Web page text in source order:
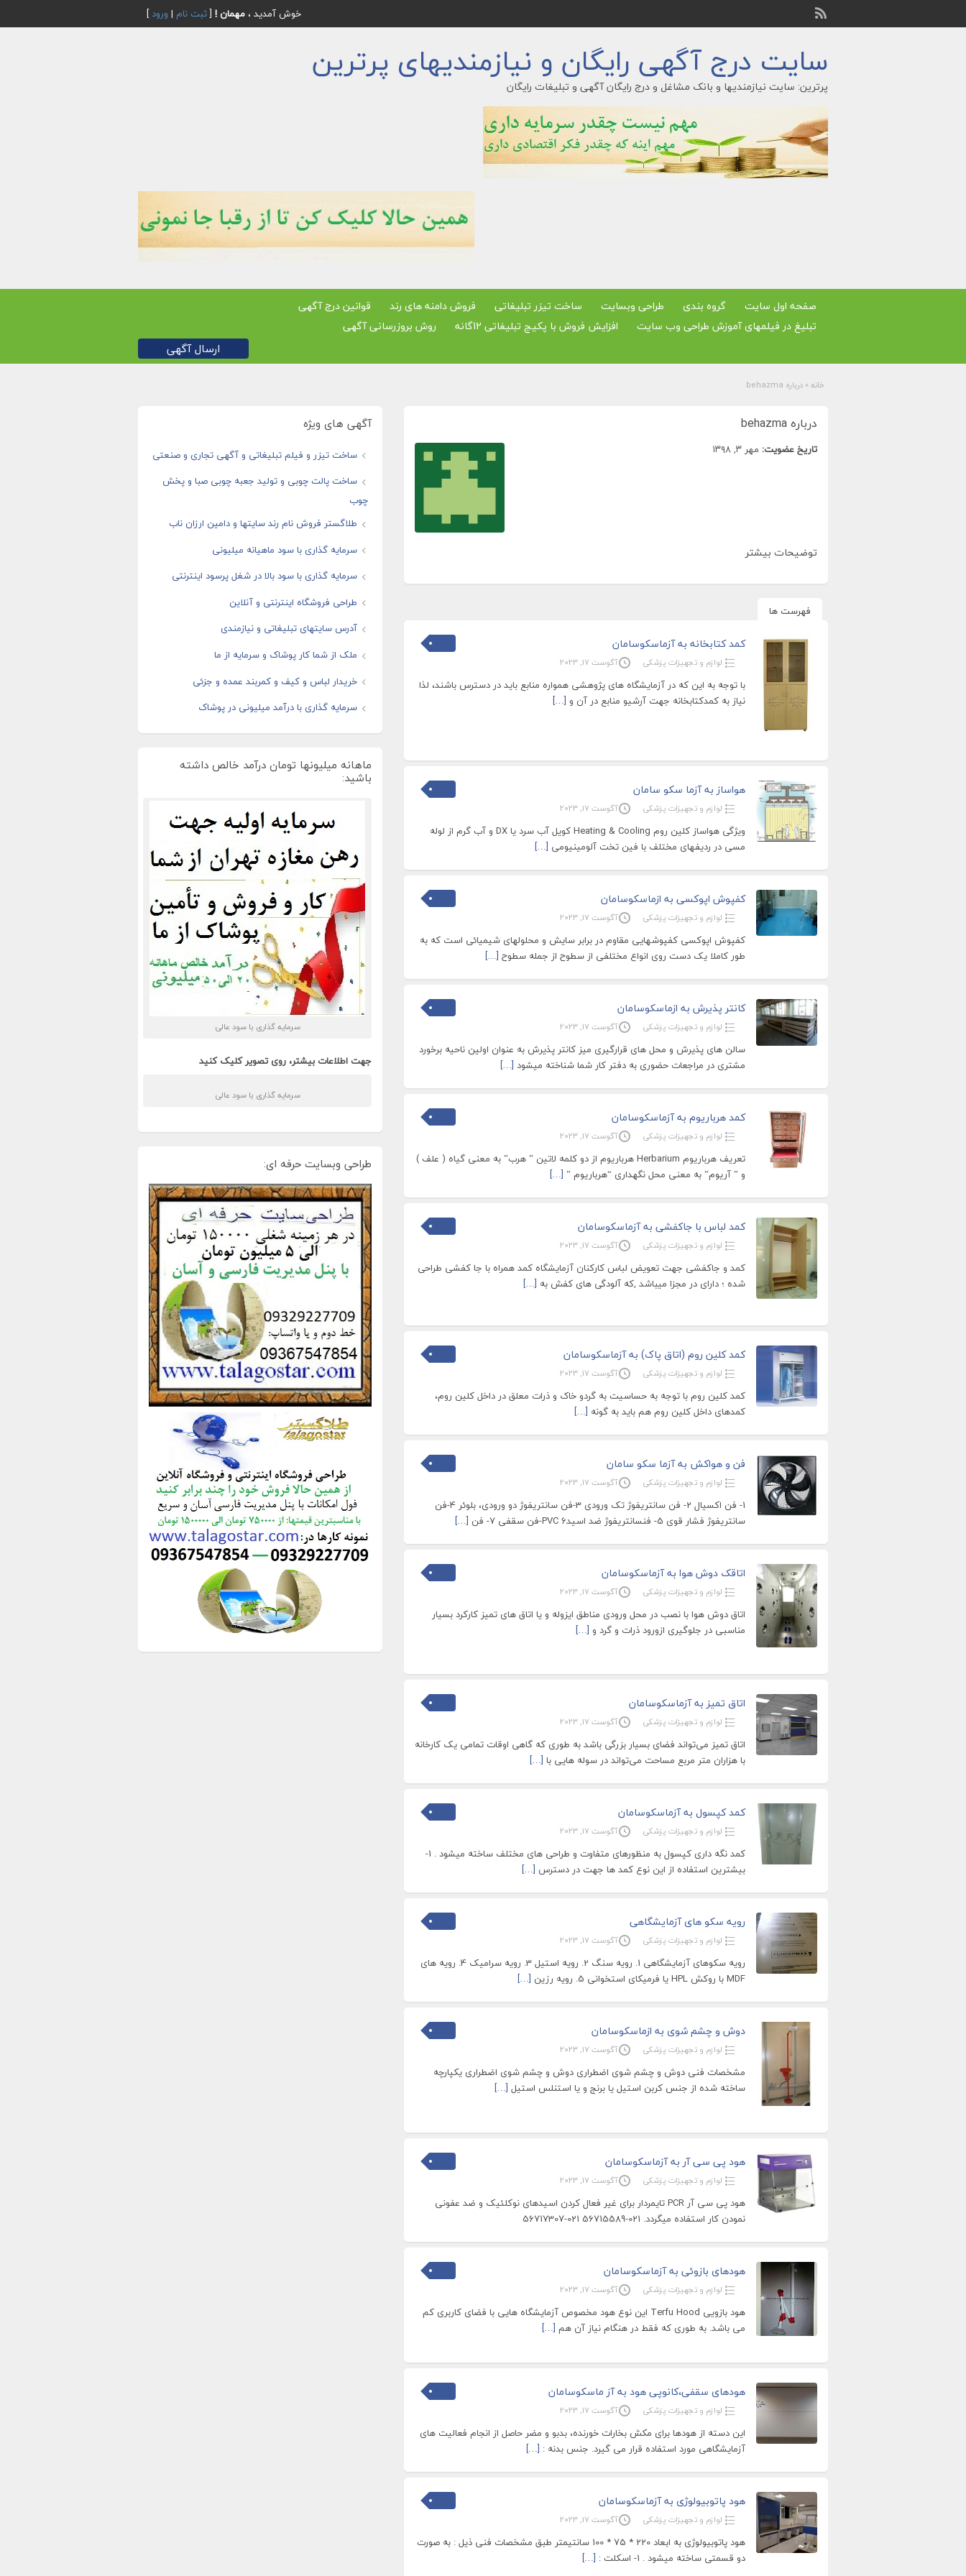
خوش آمدید ، مهمان ! [ثبت نام | ورود]
سایت درج آگهی رایگان و نیازمندیهای پرترین
پرترین: سایت نیازمندیها و بانک مشاغل و درج رایگان آگهی و تبلیغات رایگان
صفحه اول سایت گروه بندی طراحی وبسایت ساخت تیزر تبلیغاتی فروش دامنه های رند
قوانین درج آگهی
تبلیغ در فیلمهای آموزش طراحی وب سایت
افزایش فروش با پکیج تبلیغاتی 12گانه روش بروزرسانی آگهی
ارسال آگهی
خانه » درباره behazma
درباره behazma
تاریخ عضویت: مهر ۳, ۱۳۹۸
توضیحات بیشتر
فهرست ها
کمد کتابخانه به آزماسکوسامان
لوازم و تجهیزات پزشکی آگوست 17, 2023
با توجه به این که در آزمایشگاه های پژوهشی همواره منابع باید در دسترس باشند، لذا
نیاز به کمدکتابخانه جهت آرشیو منابع در آن و […]
هواساز به آزما سکو سامان
لوازم و تجهیزات پزشکی آگوست 17, 2023
ویژگی هواساز کلین روم Heating & Cooling کویل آب سرد یا DX و آب گرم از لوله
مسی در ردیفهای مختلف با فین تخت آلومینیومی […]
کفپوش اپوکسی به ازماسکوسامان
لوازم و تجهیزات پزشکی آگوست 17, 2023
کفپوش اپوکسی کفپوشهایی مقاوم در برابر سایش و محلولهای شیمیائی است که به
طور کاملا یک دست روی انواع مختلفی از سطوح از جمله سطوح […]
کانتر پذیرش به ازماسکوسامان
لوازم و تجهیزات پزشکی آگوست 17, 2023
سالن های پذیرش و محل های قرارگیری میز کانتر پذیرش به عنوان اولین ناحیه برخورد
مشتری در مراجعات حضوری به دفتر کار شما شناخته میشود […]
کمد هرباریوم به آزماسکوسامان
لوازم و تجهیزات پزشکی آگوست 17, 2023
تعریف هرباریوم Herbarium هرباریوم از دو کلمه لاتین ” هرب” به معنی گیاه ( علف )
و ” آریوم” به معنی محل نگهداری “هرباریوم ” […]
کمد لباس با جاکفشی به آزماسکوسامان
لوازم و تجهیزات پزشکی آگوست 17, 2023
کمد و جاکفشی جهت تعویض لباس کارکنان آزمایشگاه کمد همراه با جا کفشی طراحی
شده ؛ دارای در مجزا میباشد ,که آلودگی های کفش به […]
کمد کلین روم (اتاق پاک) به آزماسکوسامان
لوازم و تجهیزات پزشکی آگوست 17, 2023
کمد کلین روم با توجه به حساسیت به گردو خاک و ذرات معلق در داخل کلین روم،
کمدهای داخل کلین روم هم باید به گونه […]
فن و هواکش به آزما سکو سامان
لوازم و تجهیزات پزشکی آگوست 17, 2023
1- فن اکسیال 2- فن سانتریفوژ تک ورودی 3-فن سانتریفوژ دو ورودی، بلوئر 4-فن
سانتریفوژ فشار قوی 5- فنسانتریفوژ ضد اسیدPVC 6-فن سقفی 7- فن
[…]
اتاقک دوش هوا به آزماسکوسامان
لوازم و تجهیزات پزشکی آگوست 17, 2023
اتاق دوش هوا با نصب در محل ورودی مناطق ایزوله و یا اتاق های تمیز کارکرد بسیار
مناسبی در جلوگیری ازورود ذرات و گرد و […]
اتاق تمیز به آزماسکوسامان
لوازم و تجهیزات پزشکی آگوست 17, 2023
اتاق تمیز می‌تواند فضای بسیار بزرگی باشد به طوری که گاهی اوقات تمامی یک کارخانه
با هزاران متر مربع مساحت می‌تواند در سوله هایی با […]
کمد کپسول به آزماسکوسامان
لوازم و تجهیزات پزشکی آگوست 17, 2023
کمد نگه داری کپسول به منظورهای متفاوت و طراحی های مختلف ساخته میشود . 1-
بیشترین استفاده از این نوع کمد ها جهت در دسترس […]
رویه سکو های آزمایشگاهی
لوازم و تجهیزات پزشکی آگوست 17, 2023
رویه سکوهای آزمایشگاهی 1. رویه سنگ 2. رویه استیل 3. رویه سرامیک 4. رویه های
MDF با روکش HPL یا فرمیکای استخوانی 5. رویه رزین
[…]
دوش و چشم شوی به ازماسکوسامان
لوازم و تجهیزات پزشکی آگوست 17, 2023
مشخصات فنی دوش و چشم شوی اضطراری دوش و چشم شوی اضطراری یکپارچه
ساخته شده از جنس کربن استیل یا برنج و یا استنلس استیل […]
هود پی سی آر به آزماسکوسامان
لوازم و تجهیزات پزشکی آگوست 17, 2023
هود پی سی آر PCR تایمردار برای غیر فعال کردن اسیدهای نوکلئیک و ضد عفونی
نمودن کار استفاده میگردد. 021-56715589 021-56717307
هودهای بازوئی به آزماسکوسامان
لوازم و تجهیزات پزشکی آگوست 17, 2023
هود بازویی Terfu Hood این نوع هود مخصوص آزمایشگاه هایی با فضای کاربری کم
می باشد. به طوری که فقط در هنگام نیاز آن هم […]
هودهای سقفی،کانوپی هود به آز ماسکوسامان
لوازم و تجهیزات پزشکی آگوست 17, 2023
این دسته از هودها برای مکش بخارات خورنده، بدبو و مضر حاصل از انجام فعالیت های
آزمایشگاهی مورد استفاده قرار می گیرد. جنس بدنه : […]
هود پاتوبیولوژی به آزماسکوسامان
لوازم و تجهیزات پزشکی آگوست 17, 2023
هود پاتوبیولوژی به ابعاد 220 * 75 * 100 سانتیمتر طبق مشخصات فنی ذیل : به صورت
دو قسمتی ساخته میشود . 1- اسکلت :
[…]
آگهی های ویژه
ساخت تیزر و فیلم تبلیغاتی و آگهی تجاری و صنعتی
ساخت پالت چوبی و تولید جعبه چوبی صبا و پخش
چوب
طلاگستر فروش نام رند سایتها و دامین ارزان ناب
سرمایه گذاری با سود ماهیانه میلیونی
سرمایه گذاری با سود بالا در شغل پرسود اینترنتی
طراحی فروشگاه اینترنتی و آنلاین
آدرس سایتهای تبلیغاتی و نیازمندی
ملک از شما کار پوشاک و سرمایه از ما
خریدار لباس و کیف و کمربند عمده و جزئی
سرمایه گذاری با درآمد میلیونی در پوشاک
ماهانه میلیونها تومان درآمد خالص داشته
باشید:
سرمایه گذاری با سود عالی
جهت اطلاعات بیشتر، روی تصویر کلیک کنید
سرمایه گذاری با سود عالی
طراحی وبسایت حرفه ای: